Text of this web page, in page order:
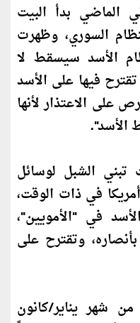
الماضي بدأ البيت
السوري، وظهرت
الأسد سيسقط لا
فيها على الأسد
على الاعتذار لأنها
الأسد".
الشبل لوسائل
في ذات الوقت،
في "الأمويين"،
وتقترح على
شهر يناير/كانون